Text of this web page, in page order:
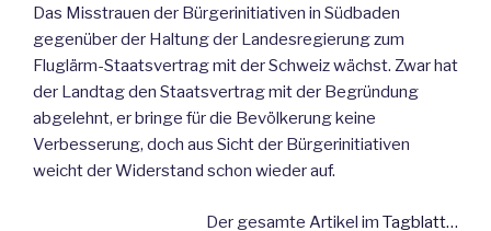
Das Misstrauen der Bürgerinitiativen in Südbaden
gegenüber der Haltung der Landesregierung zum
Fluglärm-Staatsvertrag mit der Schweiz wächst. Zwar hat
der Landtag den Staatsvertrag mit der Begründung
abgelehnt, er bringe für die Bevölkerung keine
Verbesserung, doch aus Sicht der Bürgerinitiativen
weicht der Widerstand schon wieder auf.
Der gesamte Artikel im Tagblatt…